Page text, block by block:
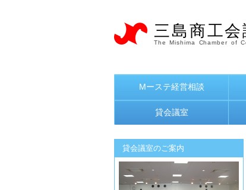
三島商工会
The Mishima Chamber of
Mーステ経営相談
貸会議室
貸会議室のご案内